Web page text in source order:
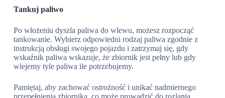
Tankuj paliwo
Po włożeniu dyszla paliwa do wlewu, możesz rozpocząć
tankowanie. Wybierz odpowiedni rodzaj paliwa zgodnie z
instrukcją obsługi swojego pojazdu i zatrzymaj się, gdy
wskaźnik paliwa wskazuje, że zbiornik jest pełny lub gdy
wlejemy tyle paliwa ile potrzebujemy.
Pamiętaj, aby zachować ostrożność i unikać nadmiernego
przepełnienia zbiornika, co może prowadzić do rozlania